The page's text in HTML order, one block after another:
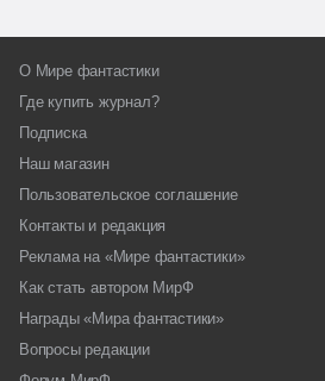
О Мире фантастики
Где купить журнал?
Подписка
Наш магазин
Пользовательское соглашение
Контакты и редакция
Реклама на «Мире фантастики»
Как стать автором МирФ
Награды «Мира фантастики»
Вопросы редакции